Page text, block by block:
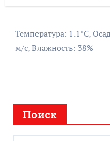
Температура: 1.1°C,
м/с, Влажность: 38%
Поиск